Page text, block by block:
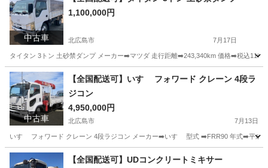
中古車
1,100,000円
北広島市 7月17日
タイタン 3トン 土砂禁ダンプ メーカー➡️マツダ 走行距離➡️243,340km 価格➡️税込110
北海道 北広島市 その他
中古車
【全国配送可】いすゞ フォワード クレーン 4段ラ
ジコン
4,950,000円
北広島市 7月13日
いすゞ フォワード クレーン 4段ラジコン メーカー➡️いすゞ 型式 ➡️FRR90 年式➡️平成
北海道 北広島市 その他
【全国配送可】UDコンクリートミキサー